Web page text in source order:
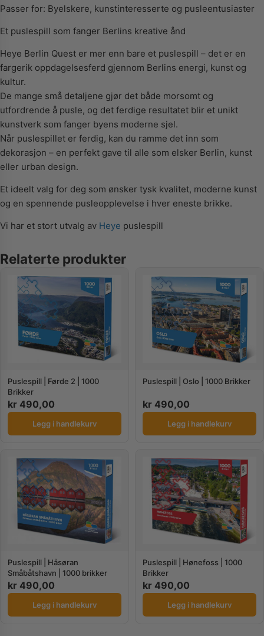
Passer for: Byelskere, kunstinteresserte og pusleentusiaster
Et puslespill som fanger Berlins kreative ånd
Heye Berlin Quest er mer enn bare et puslespill – det er en
fargerik oppdagelsesferd gjennom Berlins energi, kunst og
kultur.
De mange små detaljene gjør det både morsomt og
utfordrende å pusle, og det ferdige resultatet blir et unikt
kunstverk som fanger byens moderne sjel.
Når puslespillet er ferdig, kan du ramme det inn som
dekorasjon – en perfekt gave til alle som elsker Berlin, kunst
eller urban design.
Et ideelt valg for deg som ønsker tysk kvalitet, moderne kunst
og en spennende pusleopplevelse i hver eneste brikke.
Vi har et stort utvalg av Heye puslespill
Relaterte produkter
Puslespill | Førde 2 | 1000
Brikker
kr 490,00
Legg i handlekurv
Puslespill | Oslo | 1000 Brikker
kr 490,00
Legg i handlekurv
Puslespill | Håsøran
Småbåtshavn | 1000 brikker
kr 490,00
Legg i handlekurv
Puslespill | Hønefoss | 1000
Brikker
kr 490,00
Legg i handlekurv